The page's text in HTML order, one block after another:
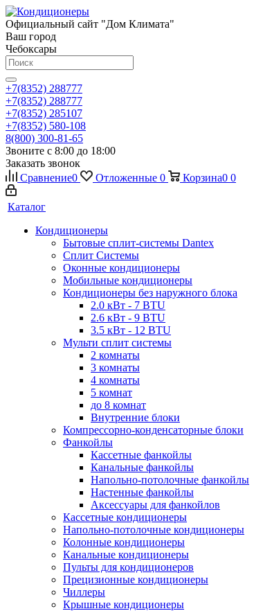
Официальный сайт "Дом Климата"
Ваш город
Чебоксары
+7(8352) 288777
+7(8352) 288777
+7(8352) 285107
+7(8352) 580-108
8(800) 300-81-65
Звоните с 8:00 до 18:00
Заказать звонок
Сравнение0 Отложенные 0 Корзина0 0
Каталог
Кондиционеры
Бытовые сплит-системы Dantex
Сплит Системы
Оконные кондиционеры
Мобильные кондиционеры
Кондиционеры без наружного блока
2.0 кВт - 7 BTU
2.6 кВт - 9 BTU
3.5 кВт - 12 BTU
Мульти сплит системы
2 комнаты
3 комнаты
4 комнаты
5 комнат
до 8 комнат
Внутренние блоки
Компрессорно-конденсаторные блоки
Фанкойлы
Кассетные фанкойлы
Канальные фанкойлы
Напольно-потолочные фанкойлы
Настенные фанкойлы
Аксессуары для фанкойлов
Кассетные кондиционеры
Напольно-потолочные кондиционеры
Колонные кондиционеры
Канальные кондиционеры
Пульты для кондиционеров
Прецизионные кондиционеры
Чиллеры
Крышные кондиционеры